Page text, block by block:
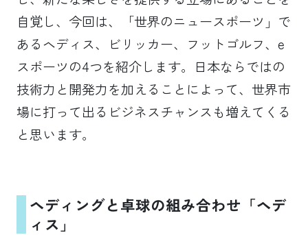
自覚し、今回は、「世界のニュースポーツ」で
あるヘディス、ビリッカー、フットゴルフ、e
スポーツの4つを紹介します。日本ならではの
技術力と開発力を加えることによって、世界市
場に打って出るビジネスチャンスも増えてくる
と思います。
ヘディングと卓球の組み合わせ「ヘデ
ィス」